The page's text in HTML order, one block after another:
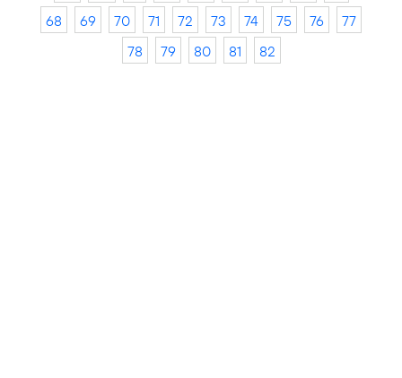
68
69 70 71 72 73 74 75 76
77
78
79 80 81 82